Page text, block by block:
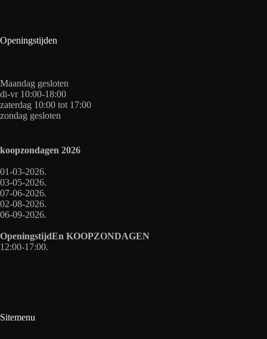
Openingstijden
Maandag gesloten
di-vr 10:00-18:00
zaterdag 10:00 tot 17:00
zondag gesloten
koopzondagen 2026
01-03-2026.
03-05-2026.
07-06-2026.
02-08-2026.
06-09-2026.
OpeningstijdEn KOOPZONDAGEN
12:00-17:00.
Sitemenu